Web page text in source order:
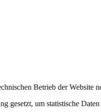
Betrieb der Website
gesetzt, um statistische